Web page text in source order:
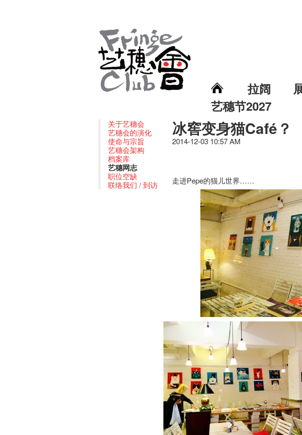
拉阔
艺穗节2027
关于艺穗会
艺穗会的演化
使命与宗旨
艺穗会架构
档案库
艺穗网志
职位空缺
联络我们 / 到访
冰窖变身猫Café？
2014-12-03 10:57 AM
走进Pepe的猫儿世界……